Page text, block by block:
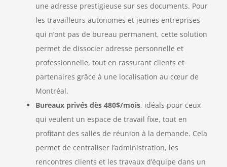
une adresse prestigieuse sur ses documents. Pour
les travailleurs autonomes et jeunes entreprises
qui n’ont pas de bureau permanent, cette solution
permet de dissocier adresse personnelle et
professionnelle, tout en rassurant clients et
partenaires grâce à une localisation au cœur de
Montréal.
Bureaux privés dès 480$/mois, idéals pour ceux
qui veulent un espace de travail fixe, tout en
profitant des salles de réunion à la demande. Cela
permet de centraliser l’administration, les
rencontres clients et les travaux d’équipe dans un